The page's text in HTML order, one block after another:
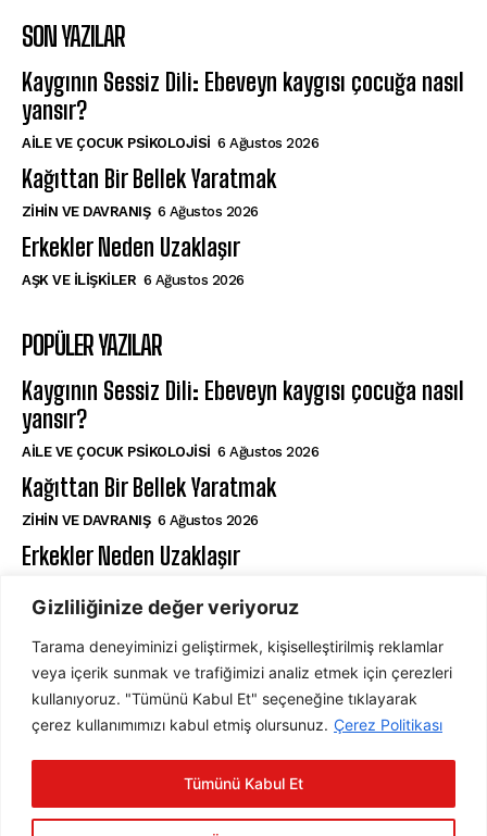
Gizliliğinize değer veriyoruz
Tarama deneyiminizi geliştirmek, kişiselleştirilmiş reklamlar
veya içerik sunmak ve trafiğimizi analiz etmek için çerezleri
kullanıyoruz. "Tümünü Kabul Et" seçeneğine tıklayarak
çerez kullanımımızı kabul etmiş olursunuz. Çerez Politikası
Tümünü Kabul Et
SON YAZILAR
Kaygının Sessiz Dili: Ebeveyn kaygısı çocuğa nasıl
yansır?
AILE VE ÇOCUK PSIKOLOJISI 6 Ağustos 2026
Kağıttan Bir Bellek Yaratmak
⁠ZIHIN VE DAVRANIŞ 6 Ağustos 2026
Erkekler Neden Uzaklaşır
AŞK VE İLIŞKILER 6 Ağustos 2026
POPÜLER YAZILAR
Kaygının Sessiz Dili: Ebeveyn kaygısı çocuğa nasıl
yansır?
AILE VE ÇOCUK PSIKOLOJISI 6 Ağustos 2026
Kağıttan Bir Bellek Yaratmak
⁠ZIHIN VE DAVRANIŞ 6 Ağustos 2026
Erkekler Neden Uzaklaşır
ABONE OL
ABONE OL
okudum, onaylıyorum.